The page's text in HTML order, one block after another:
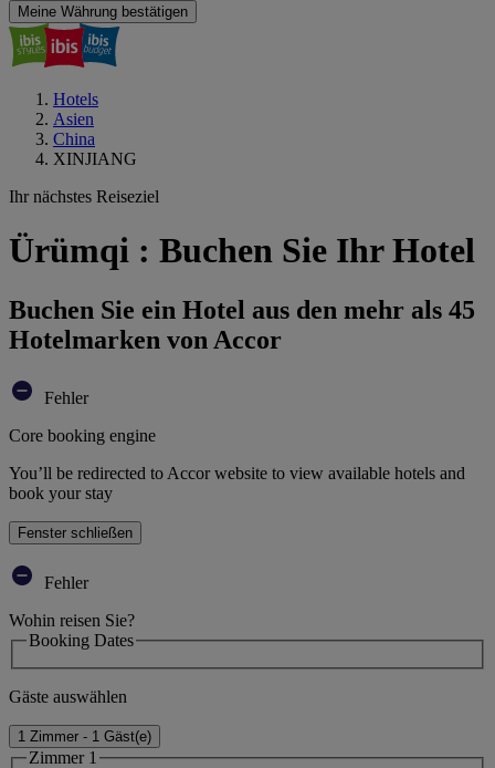
Meine Währung bestätigen
Hotels
Asien
China
XINJIANG
Ihr nächstes Reiseziel
Ürümqi : Buchen Sie Ihr Hotel
Buchen Sie ein Hotel aus den mehr als 45
Hotelmarken von Accor
Fehler
Core booking engine
You’ll be redirected to Accor website to view available hotels and
book your stay
Fenster schließen
Fehler
Wohin reisen Sie?
Booking Dates
Gäste auswählen
1 Zimmer - 1 Gäst(e)
Zimmer 1